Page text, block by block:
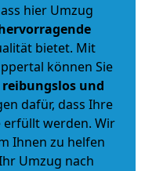
hier Umzug
bietet. Mit
können Sie
reibungslos und
dafür, dass Ihre
werden. Wir
Ihnen zu helfen
Umzug nach